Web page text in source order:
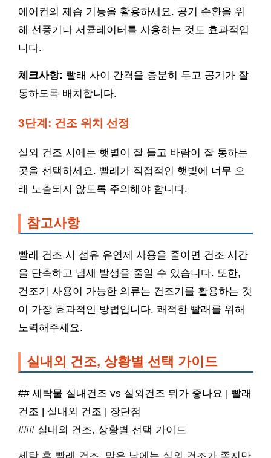
에어컨의 제습 기능을 활용하세요. 공기 순환을 위
해 선풍기나 서큘레이터를 사용하는 것도 효과적입
니다.
체크사항: 빨래 사이 간격을 충분히 두고 공기가 잘
통하도록 배치합니다.
3단계: 건조 위치 선정
실외 건조 시에는 햇볕이 잘 들고 바람이 잘 통하는
곳을 선택하세요. 빨래가 직접적인 햇빛에 너무 오
래 노출되지 않도록 주의해야 합니다.
참고사항
빨래 건조 시 섬유 유연제 사용을 줄이면 건조 시간
을 단축하고 냄새 발생을 줄일 수 있습니다. 또한,
건조기 사용이 가능한 의류는 건조기를 활용하는 것
이 가장 효과적인 방법입니다. 쾌적한 빨래를 위해
노력해주세요.
실내외 건조, 상황별 선택 가이드
## 세탁물 실내건조 vs 실외건조 뭐가 좋나요 | 빨래
건조 | 실내외 건조 | 장단점
### 실내외 건조, 상황별 선택 가이드
세탁 후 빨래 건조, 맑은 날에는 실외 건조가 좋지만